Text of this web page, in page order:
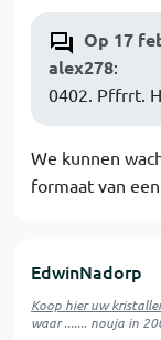
Op 17
alex278:
0402. Pffrrt.
We kunnen
formaat van
EdwinNadorp
Koop hier uw
waar ....... nouja in